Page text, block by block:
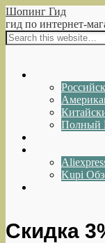
Шопинг Гид
гид по интернет-
Полный
Kupi
Скидка